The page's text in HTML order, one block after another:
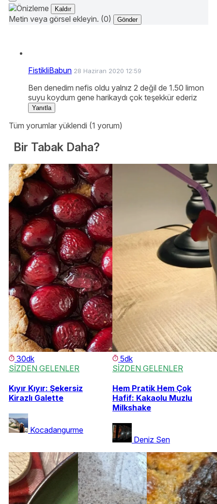
Kaldır
Metin veya görsel ekleyin. (0) Gönder
FistikliBabun 28 Haziran 2020 12:59
Ben denedim nefis oldu yalnız 2 değil de 1.50 limon
suyu koydum gene harikaydı çok teşekkür ederiz
Yanıtla
Tüm yorumlar yüklendi (1 yorum)
Bir Tabak Daha?
30dk
SİZDEN GELENLER
Kıyır Kıyır: Şekersiz
Kirazlı Galette
Kocadangurme
5dk
SİZDEN GELENLER
Hem Pratik Hem Çok
Hafif: Kakaolu Muzlu
Milkshake
Deniz Sen